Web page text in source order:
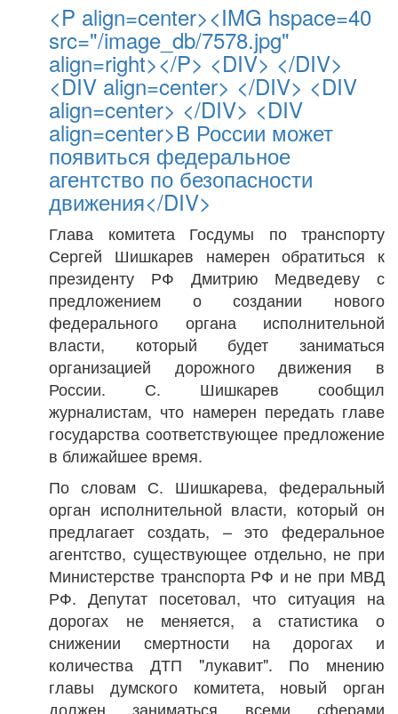
<P align=center><IMG hspace=40
src="/image_db/7578.jpg"
align=right></P> <DIV> </DIV>
<DIV align=center> </DIV> <DIV
align=center> </DIV> <DIV
align=center>В России может
появиться федеральное
агентство по безопасности
движения</DIV>
Глава комитета Госдумы по транспорту
Сергей Шишкарев намерен обратиться к
президенту РФ Дмитрию Медведеву с
предложением о создании нового
федерального органа исполнительной
власти, который будет заниматься
организацией дорожного движения в
России. С. Шишкарев сообщил
журналистам, что намерен передать главе
государства соответствующее предложение
в ближайшее время.
По словам С. Шишкарева, федеральный
орган исполнительной власти, который он
предлагает создать, – это федеральное
агентство, существующее отдельно, не при
Министерстве транспорта РФ и не при МВД
РФ. Депутат посетовал, что ситуация на
дорогах не меняется, а статистика о
снижении смертности на дорогах и
количества ДТП "лукавит". По мнению
главы думского комитета, новый орган
должен заниматься всеми сферами